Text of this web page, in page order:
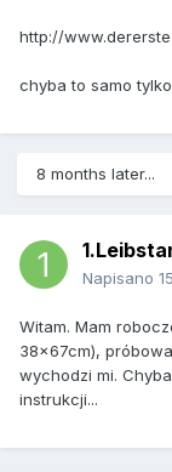
http://
chyba to samo
8 months later...
Napisano
Witam. Mam
38x67cm),
wychodzi mi.
instrukcji...